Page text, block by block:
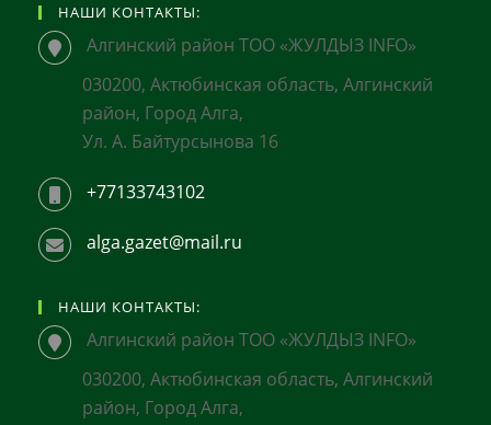
НАШИ КОНТАКТЫ:
Алгинский район ТОО «ЖУЛДЫЗ INFO»
030200, Актюбинская область, Алгинский
район, Город Алга,
Ул. А. Байтурсынова 16
+77133743102
alga.gazet@mail.ru
НАШИ КОНТАКТЫ:
Алгинский район ТОО «ЖУЛДЫЗ INFO»
030200, Актюбинская область, Алгинский
район, Город Алга,